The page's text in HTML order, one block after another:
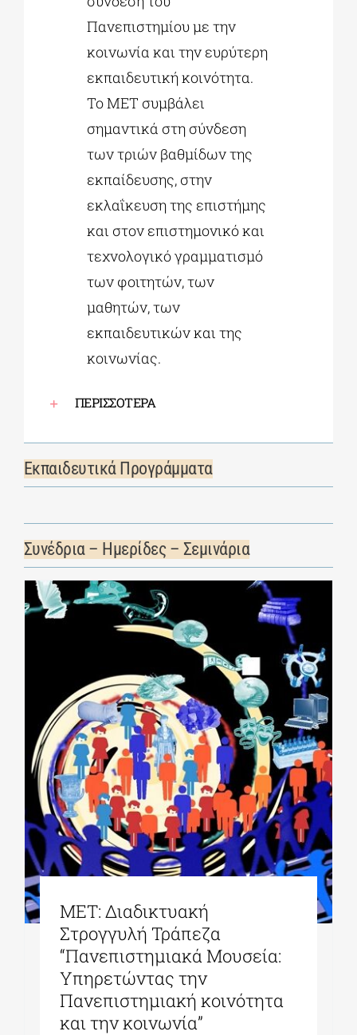
Πανεπιστημίου με την
κοινωνία και την ευρύτερη
εκπαιδευτική κοινότητα.
Το ΜΕΤ συμβάλει
σημαντικά στη σύνδεση
των τριών βαθμίδων της
εκπαίδευσης, στην
εκλαΐκευση της επιστήμης
και στον επιστημονικό και
τεχνολογικό γραμματισμό
των φοιτητών, των
μαθητών, των
εκπαιδευτικών και της
κοινωνίας.
ΠΕΡΙΣΣΟΤΕΡΑ
Εκπαιδευτικά Προγράμματα
Συνέδρια – Ημερίδες – Σεμινάρια
ΜΕΤ: Διαδικτυακή
Στρογγυλή Τράπεζα
“Πανεπιστημιακά Μουσεία:
Υπηρετώντας την
Πανεπιστημιακή κοινότητα
και την κοινωνία”